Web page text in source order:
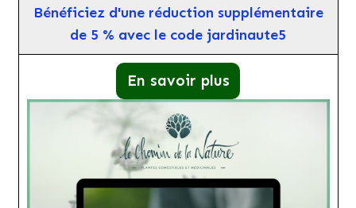
Bénéficiez d'une réduction supplémentaire
de 5 % avec le code jardinaute5
En savoir plus